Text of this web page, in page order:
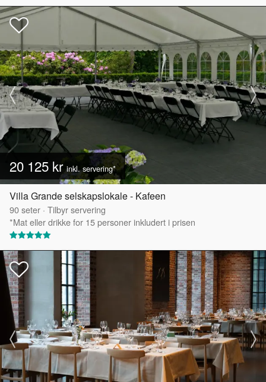
20 125 krinkl. servering*
Villa Grande selskapslokale - Kafeen
90seter · Tilbyr servering
*Mat eller drikke for 15 personer inkludert i prisen